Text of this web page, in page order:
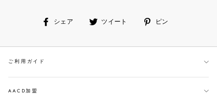
シェア
facebookツイート ピン
ご利用ガイド
AACD加盟